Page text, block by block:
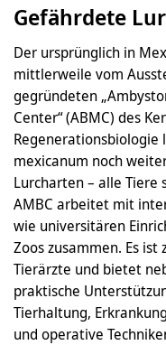
Gefährdete
Der ursprünglich in
mittlerweile vom
gegründeten
Center“ (ABMC) des
Regenerationsbiologie
mexicanum noch
Lurcharten – alle Tiere
AMBC arbeitet mit
wie universitären
Zoos zusammen. Es
Tierärzte und bietet
praktische
Tierhaltung,
und operative